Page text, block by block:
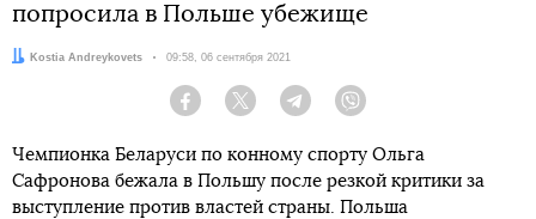
попросила в Польше убежище
Автор:Kostia Andreykovets Дата:
09:58, 06 сентября 2021
Facebook Twitter Telegram
Чемпионка Беларуси по конному спорту Ольга
Сафронова бежала в Польшу после резкой критики за
выступление против властей страны. Польша